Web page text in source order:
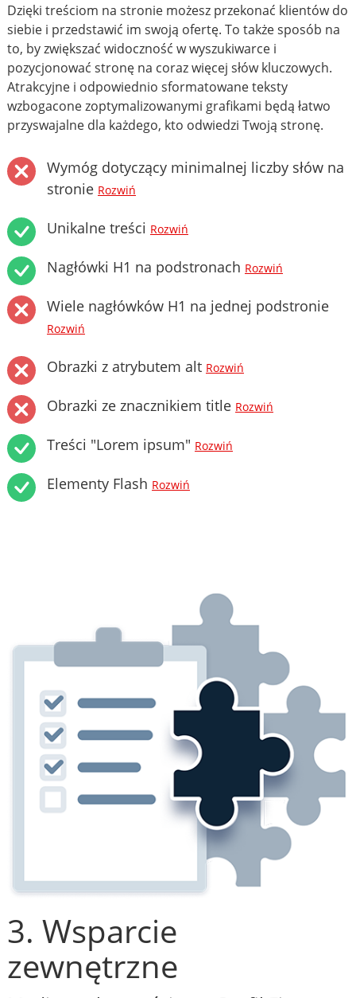
Dzięki treściom na stronie możesz przekonać klientów do
siebie i przedstawić im swoją ofertę. To także sposób na
to, by zwiększać widoczność w wyszukiwarce i
pozycjonować stronę na coraz więcej słów kluczowych.
Atrakcyjne i odpowiednio sformatowane teksty
wzbogacone zoptymalizowanymi grafikami będą łatwo
przyswajalne dla każdego, kto odwiedzi Twoją stronę.
Wymóg dotyczący minimalnej liczby słów na
stronie Rozwiń
Unikalne treści Rozwiń
Nagłówki H1 na podstronach Rozwiń
Wiele nagłówków H1 na jednej podstronie
Rozwiń
Obrazki z atrybutem alt Rozwiń
Obrazki ze znacznikiem title Rozwiń
Treści "Lorem ipsum" Rozwiń
Elementy Flash Rozwiń
3. Wsparcie
zewnętrzne